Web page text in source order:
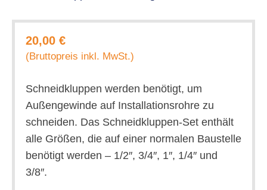
20,00 €
(Bruttopreis inkl. MwSt.)
Schneidkluppen werden benötigt, um
Außengewinde auf Installationsrohre zu
schneiden. Das Schneidkluppen-Set enthält
alle Größen, die auf einer normalen Baustelle
benötigt werden – 1/2″, 3/4″, 1″, 1/4″ und
3/8″.